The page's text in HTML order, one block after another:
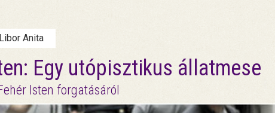
Anita
Egy utópisztikus állatmese
Isten forgatásáról